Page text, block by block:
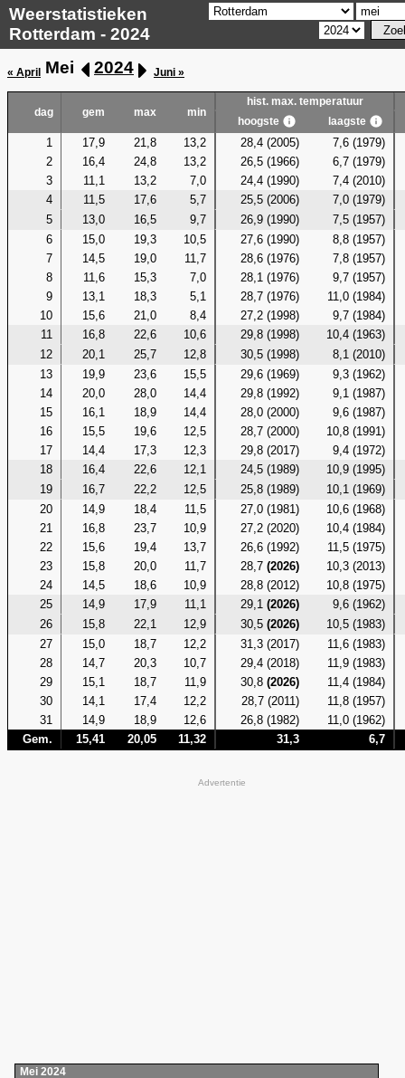
Weerstatistieken
Rotterdam - 2024
« April Mei 2024 Juni »
dag gem max min
hist. max. temperatuur
hoogste
laagste
1 17,9 21,8 13,2 28,4 (2005)
7,6 (1979)
2
16,4 24,8 13,2 26,5 (1966)
6,7 (1979)
3
11,1 13,2 7,0 24,4 (1990)
7,4 (2010)
4
11,5 17,6 5,7 25,5 (2006)
7,0 (1979)
5
13,0 16,5 9,7 26,9 (1990)
7,5 (1957)
6
15,0 19,3 10,5 27,6 (1990)
8,8 (1957)
7
14,5 19,0 11,7 28,6 (1976)
7,8 (1957)
8
11,6 15,3 7,0 28,1 (1976)
9,7 (1957)
9
13,1 18,3 5,1 28,7 (1976)
11,0 (1984)
10
15,6 21,0 8,4 27,2 (1998)
9,7 (1984)
11
16,8 22,6 10,6 29,8 (1998)
10,4 (1963)
12
20,1 25,7 12,8 30,5 (1998)
8,1 (2010)
13
19,9 23,6 15,5 29,6 (1969)
9,3 (1962)
14
20,0 28,0 14,4 29,8 (1992)
9,1 (1987)
15
16,1 18,9 14,4 28,0 (2000)
9,6 (1987)
16
15,5 19,6 12,5 28,7 (2000)
10,8 (1991)
17
14,4 17,3 12,3 29,8 (2017)
9,4 (1972)
18
16,4 22,6 12,1 24,5 (1989)
10,9 (1995)
19
16,7 22,2 12,5 25,8 (1989)
10,1 (1969)
20
14,9 18,4 11,5 27,0 (1981)
10,6 (1968)
21
16,8 23,7 10,9 27,2 (2020)
10,4 (1984)
22
15,6 19,4 13,7 26,6 (1992)
11,5 (1975)
23
15,8 20,0 11,7 28,7(2026)
10,3 (2013)
24
14,5 18,6 10,9 28,8 (2012)
10,8 (1975)
25
14,9 17,9 11,1 29,1(2026)
9,6 (1962)
26
15,8 22,1 12,9 30,5(2026)
10,5 (1983)
27
15,0 18,7 12,2 31,3 (2017)
11,6 (1983)
28
14,7 20,3 10,7 29,4 (2018)
11,9 (1983)
29
15,1 18,7 11,9 30,8(2026)
11,4 (1984)
30
14,1 17,4 12,2 28,7 (2011)
11,8 (1957)
31
14,9 18,9 12,6 26,8 (1982)
11,0 (1962)
Gem.
15,41 20,05 11,32 31,3 6,7
Advertentie
Mei 2024